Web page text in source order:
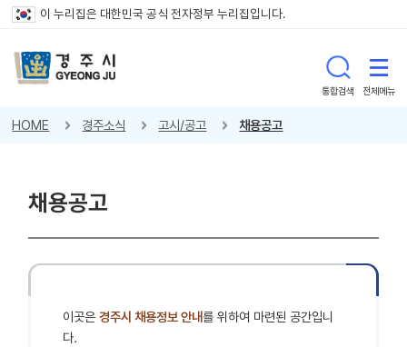
이 누리집은 대한민국 공식 전자정부 누리집입니다.
통합검색 전체메뉴
HOME 경주소식 고시/공고 채용공고
채용공고
이곳은경주시 채용정보 안내를 위하여 마련된 공간입니
다.